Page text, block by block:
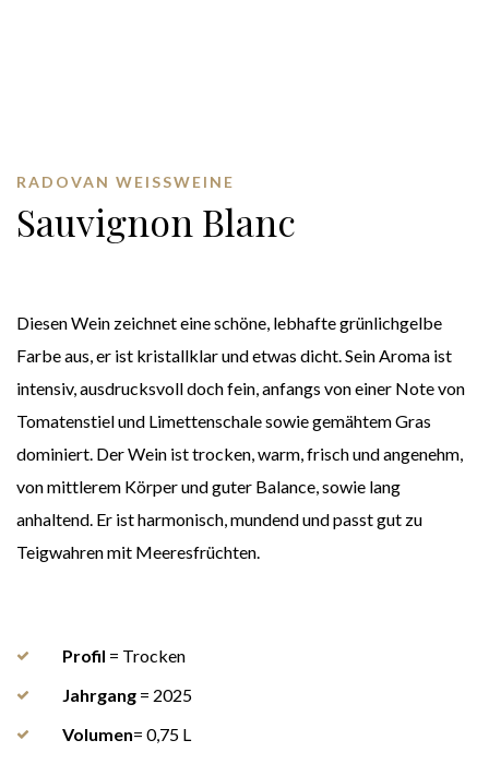
RADOVAN WEISSWEINE
Sauvignon Blanc
Diesen Wein zeichnet eine schöne, lebhafte grünlichgelbe
Farbe aus, er ist kristallklar und etwas dicht. Sein Aroma ist
intensiv, ausdrucksvoll doch fein, anfangs von einer Note von
Tomatenstiel und Limettenschale sowie gemähtem Gras
dominiert. Der Wein ist trocken, warm, frisch und angenehm,
von mittlerem Körper und guter Balance, sowie lang
anhaltend. Er ist harmonisch, mundend und passt gut zu
Teigwahren mit Meeresfrüchten.
Profil = Trocken
Jahrgang = 2025
Volumen= 0,75 L